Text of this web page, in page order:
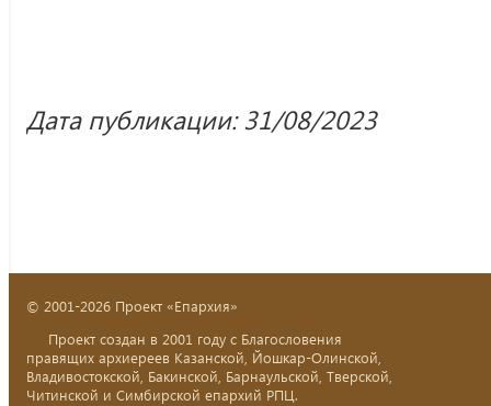
Дата публикации: 31/08/2023
© 2001-2026 Проект «Епархия»
Проект создан в 2001 году с Благословения
правящих архиереев Казанской, Йошкар-Олинской,
Владивостокской, Бакинской, Барнаульской, Тверской,
Читинской и Симбирской епархий РПЦ.